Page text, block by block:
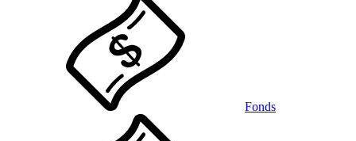
Fonds